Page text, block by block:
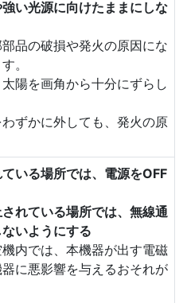
い光源に向けたままにしな
品の破損や発火の原因にな
。
陽を画角から十分にずらし
ずかに外しても、発火の原
いる場所では、電源をOFF
れている場所では、無線通
いようにする
内では、本機器が出す電磁
に悪影響を与えるおそれが